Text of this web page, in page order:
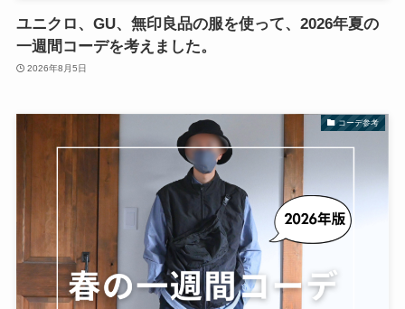
ユニクロ、GU、無印良品の服を使って、2026年夏の
一週間コーデを考えました。
2026年8月5日
コーデ参考